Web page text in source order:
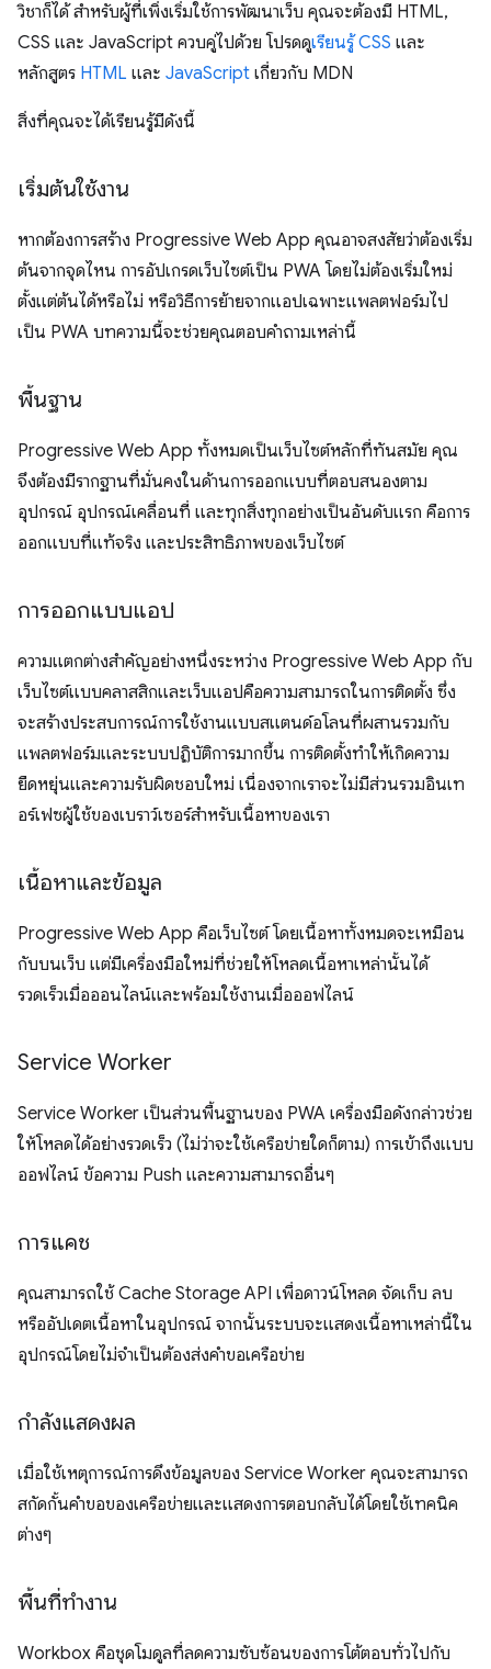
วิชาก็ได้ สำหรับผู้ที่เพิ่งเริ่มใช้การพัฒนาเว็บ คุณจะต้องมี HTML,
CSS และ JavaScript ควบคู่ไปด้วย โปรดดูเรียนรู้ CSS และ
หลักสูตร HTML และ JavaScript เกี่ยวกับ MDN
สิ่งที่คุณจะได้เรียนรู้มีดังนี้
เริ่มต้นใช้งาน
หากต้องการสร้าง Progressive Web App คุณอาจสงสัยว่าต้องเริ่ม
ต้นจากจุดไหน การอัปเกรดเว็บไซต์เป็น PWA โดยไม่ต้องเริ่มใหม่
ตั้งแต่ต้นได้หรือไม่ หรือวิธีการย้ายจากแอปเฉพาะแพลตฟอร์มไป
เป็น PWA บทความนี้จะช่วยคุณตอบคำถามเหล่านี้
พื้นฐาน
Progressive Web App ทั้งหมดเป็นเว็บไซต์หลักที่ทันสมัย คุณ
จึงต้องมีรากฐานที่มั่นคงในด้านการออกแบบที่ตอบสนองตาม
อุปกรณ์ อุปกรณ์เคลื่อนที่ และทุกสิ่งทุกอย่างเป็นอันดับแรก คือการ
ออกแบบที่แท้จริง และประสิทธิภาพของเว็บไซต์
การออกแบบแอป
ความแตกต่างสำคัญอย่างหนึ่งระหว่าง Progressive Web App กับ
เว็บไซต์แบบคลาสสิกและเว็บแอปคือความสามารถในการติดตั้ง ซึ่ง
จะสร้างประสบการณ์การใช้งานแบบสแตนด์อโลนที่ผสานรวมกับ
แพลตฟอร์มและระบบปฏิบัติการมากขึ้น การติดตั้งทำให้เกิดความ
ยืดหยุ่นและความรับผิดชอบใหม่ เนื่องจากเราจะไม่มีส่วนรวมอินเท
อร์เฟซผู้ใช้ของเบราว์เซอร์สำหรับเนื้อหาของเรา
เนื้อหาและข้อมูล
Progressive Web App คือเว็บไซต์ โดยเนื้อหาทั้งหมดจะเหมือน
กับบนเว็บ แต่มีเครื่องมือใหม่ที่ช่วยให้โหลดเนื้อหาเหล่านั้นได้
รวดเร็วเมื่อออนไลน์และพร้อมใช้งานเมื่อออฟไลน์
Service Worker
Service Worker เป็นส่วนพื้นฐานของ PWA เครื่องมือดังกล่าวช่วย
ให้โหลดได้อย่างรวดเร็ว (ไม่ว่าจะใช้เครือข่ายใดก็ตาม) การเข้าถึงแบบ
ออฟไลน์ ข้อความ Push และความสามารถอื่นๆ
การแคช
คุณสามารถใช้ Cache Storage API เพื่อดาวน์โหลด จัดเก็บ ลบ
หรืออัปเดตเนื้อหาในอุปกรณ์ จากนั้นระบบจะแสดงเนื้อหาเหล่านี้ใน
อุปกรณ์โดยไม่จำเป็นต้องส่งคำขอเครือข่าย
กำลังแสดงผล
เมื่อใช้เหตุการณ์การดึงข้อมูลของ Service Worker คุณจะสามารถ
สกัดกั้นคำขอของเครือข่ายและแสดงการตอบกลับได้โดยใช้เทคนิค
ต่างๆ
พื้นที่ทำงาน
Workbox คือชุดโมดูลที่ลดความซับซ้อนของการโต้ตอบทั่วไปกับ